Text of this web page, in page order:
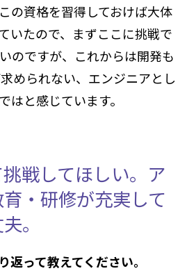
の資格を習得しておけば大体
いたので、まずここに挑戦で
のですが、これからは開発も
められない、エンジニアとし
はと感じています。
戦してほしい。ア
・研修が充実して
。
返って教えてください。